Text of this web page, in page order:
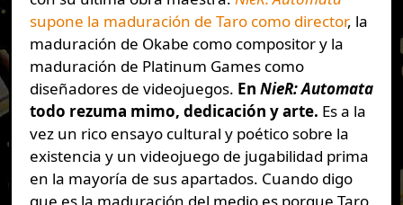
supone la maduración de Taro como director, la
maduración de Okabe como compositor y la
maduración de Platinum Games como
diseñadores de videojuegos. En NieR: Automata
todo rezuma mimo, dedicación y arte. Es a la
vez un rico ensayo cultural y poético sobre la
existencia y un videojuego de jugabilidad prima
en la mayoría de sus apartados. Cuando digo